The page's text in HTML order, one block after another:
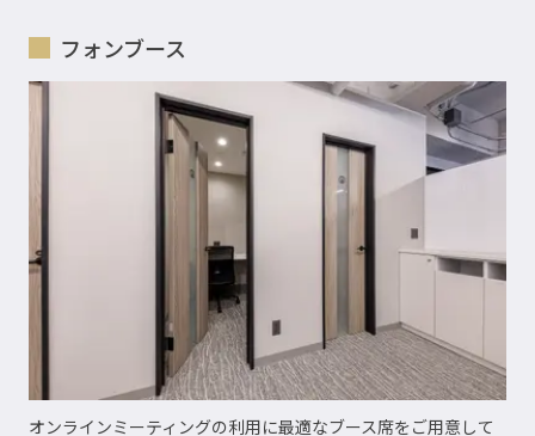
フォンブース
オンラインミーティングの利用に最適なブース席をご用意して